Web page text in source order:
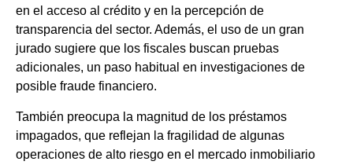
en el acceso al crédito y en la percepción de
transparencia del sector. Además, el uso de un gran
jurado sugiere que los fiscales buscan pruebas
adicionales, un paso habitual en investigaciones de
posible fraude financiero.
También preocupa la magnitud de los préstamos
impagados, que reflejan la fragilidad de algunas
operaciones de alto riesgo en el mercado inmobiliario